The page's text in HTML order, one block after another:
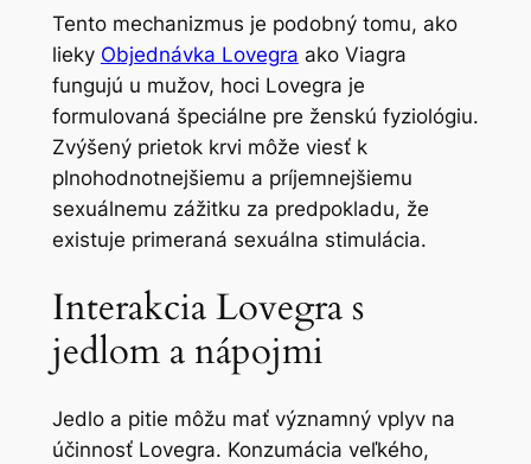
Tento mechanizmus je podobný tomu, ako
lieky Objednávka Lovegra ako Viagra
fungujú u mužov, hoci Lovegra je
formulovaná špeciálne pre ženskú fyziológiu.
Zvýšený prietok krvi môže viesť k
plnohodnotnejšiemu a príjemnejšiemu
sexuálnemu zážitku za predpokladu, že
existuje primeraná sexuálna stimulácia.
Interakcia Lovegra s
jedlom a nápojmi
Jedlo a pitie môžu mať významný vplyv na
účinnosť Lovegra. Konzumácia veľkého,